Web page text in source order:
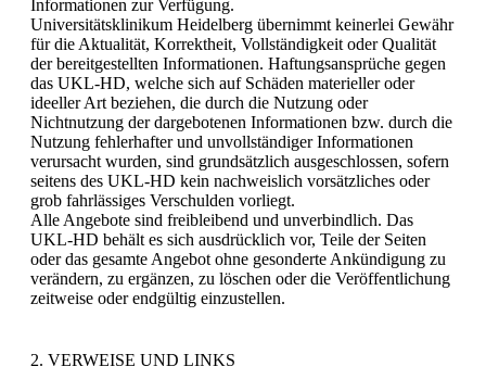
Informationen zur Verfügung.
Universitätsklinikum Heidelberg übernimmt keinerlei Gewähr
für die Aktualität, Korrektheit, Vollständigkeit oder Qualität
der bereitgestellten Informationen. Haftungsansprüche gegen
das UKL-HD, welche sich auf Schäden materieller oder
ideeller Art beziehen, die durch die Nutzung oder
Nichtnutzung der dargebotenen Informationen bzw. durch die
Nutzung fehlerhafter und unvollständiger Informationen
verursacht wurden, sind grundsätzlich ausgeschlossen, sofern
seitens des UKL-HD kein nachweislich vorsätzliches oder
grob fahrlässiges Verschulden vorliegt.
Alle Angebote sind freibleibend und unverbindlich. Das
UKL-HD behält es sich ausdrücklich vor, Teile der Seiten
oder das gesamte Angebot ohne gesonderte Ankündigung zu
verändern, zu ergänzen, zu löschen oder die Veröffentlichung
zeitweise oder endgültig einzustellen.
2. VERWEISE UND LINKS